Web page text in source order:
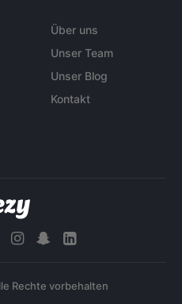
Über uns
Unser Team
Unser Blog
Kontakt
Rechte vorbehalten